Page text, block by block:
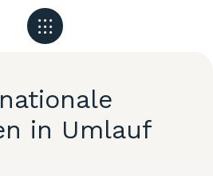
in Umlauf